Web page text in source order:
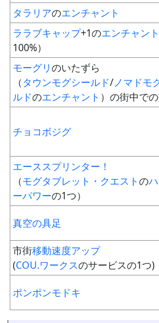
タラリアのエンチャント
ララブキャップ+1のエンチャント
100%）
モーグリのいたずら
（タウンモグシールド/ノマドモ
ルドのエンチャント ）の街中で
チョコボジグ
エーススプリンター！
（モグタブレット・クエストの
ーパワーの1つ）
真空の具足
市街移動速度アップ
(COU.ワークスのサービスの1つ)
ポンポンモドキ